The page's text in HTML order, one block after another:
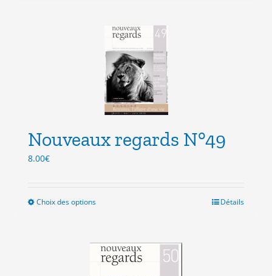
plusieurs
variations.
Les
options
peuvent
être
choisies
sur
page
Nouveaux regards N°49
8.00€
Choix des optionsCe
plusieurs
variations.
Détails